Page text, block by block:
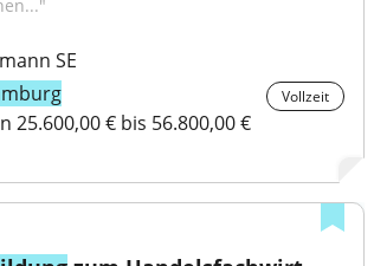
SE
Vollzeit
25.600,00 € bis 56.800,00 €